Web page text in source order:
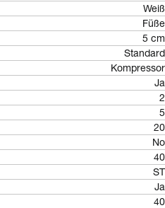
Weiß
Füße
5 cm
Standard
Kompressor
Ja
2
5
20
No
40
ST
Ja
40